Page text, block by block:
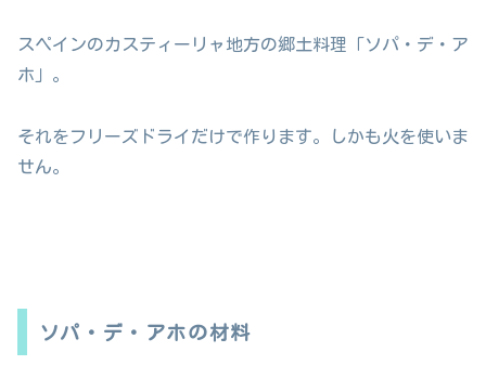
スペインのカスティーリャ地方の郷土料理「ソパ・デ・ア
ホ」。
それをフリーズドライだけで作ります。しかも火を使いま
せん。
ソパ・デ・アホの材料